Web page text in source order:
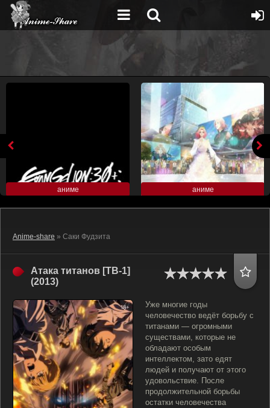
аниме аниме
Anime-share » Саки Фудзита
Атака титанов [ТВ-1]
(2013)
Уже многие годы
человечество ведёт борьбу с
титанами — огромными
существами, которые не
обладают особым
интеллектом, зато едят
людей и получают от этого
удовольствие. После
продолжительной борьбы
остатки человечества